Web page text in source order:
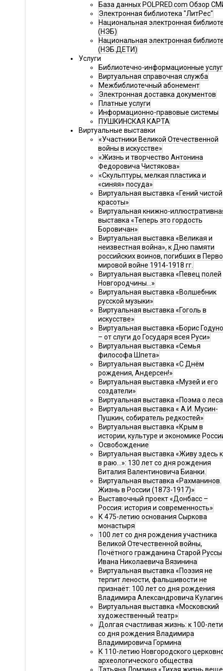
База данных POLPRED.com Обзор
Электронная библиотека "ЛитРес"
Национальная электронная
(НЭБ)
Национальная электронная
(НЭБ.ДЕТИ)
Услуги
Библиотечно-информационные
Виртуальная справочная служба
Межбиблиотечный абонемент
Электронная доставка документов
Платные услуги
Информационно-правовые системы
ПУШКИНСКАЯ КАРТА
Виртуальные выставки
«Участники Великой Отечественной
войны в искусстве»
«Жизнь и творчество Антонина
Федоровича Чистякова»
«Скульптуры, мелкая пластика и
«синяя» посуда»
Виртуальная выставка «Гений чистой
красоты»
Виртуальная книжно-
выставка «Теперь это гордость
Боровичан»
Виртуальная выставка «Великая и
неизвестная война», к Дню памяти
российских воинов, погибших в
мировой войне 1914-1918 гг.
Виртуальная выставка «Певец полей
Новгородчины…»
Виртуальная выставка «Волшебник
русской музыки»
Виртуальная выставка «Гоголь в
искусстве»
Виртуальная выставка «Борис
– от слуги до Государя всея Руси»
Виртуальная выставка «Семья
философа Шпета»
Виртуальная выставка «С Днём
рождения, Андерсен!»
Виртуальная выставка «Музей и его
создатели»
Виртуальная выставка «Поэма о
Виртуальная выставка « А.И. Мусин-
Пушкин, собиратель редкостей»
Виртуальная выставка «Крым в
истории, культуре и экономике
Освобождение
Виртуальная выставка «Живу здесь
в раю…»: 130 лет со дня рождения
Виталия Валентиновича Бианки.
Виртуальная выставка «Рахманинов.
Жизнь в России (1873-1917)»
Выставочный проект «Донбасс –
Россия: история и современность»
К 475-летию основания Сыркова
монастыря
100 лет со дня рождения участника
Великой Отечественной войны,
Почётного гражданина Старой Руссы
Ивана Николаевича Вязинина
Виртуальная выставка «Поэзия не
терпит лености, фальшивости не
признаёт: 100 лет со дня рождения
Владимира Александровича
Виртуальная выставка «Московский
художественный театр»
Долгая счастливая жизнь: к 100-
со дня рождения Владимира
Владимировича Гормина
К 110-летию Новгородского
археологического общества